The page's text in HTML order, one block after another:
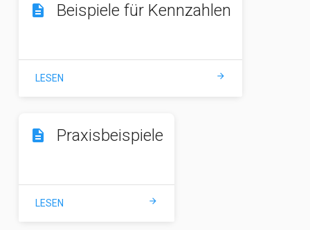
description Beispiele für Kennzahlen
LESEN arrow_forward
description Praxisbeispiele
LESEN arrow_forward